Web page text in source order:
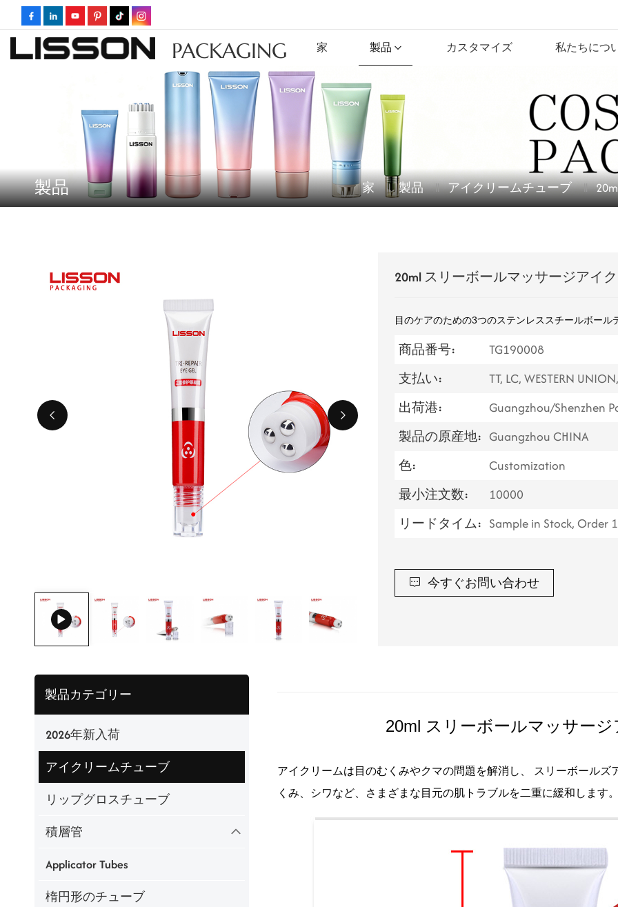
PACKAGING 家 製品 カスタマイズ 私たちにつ
製品 家 製品 アイクリームチューブ
20ml スリーボールマッサージアイ
目のケアのための3つのステンレススチールボー
商品番号:
TG190008
支払い:
TT, LC, WESTERN
出荷港:
Guangzhou/Shenzhen
製品の原産地: Guangzhou CHINA
色:
Customization
最小注文数:
10000
リードタイム: Sample in Stock, Order
今すぐお問い合わせ
製品カテゴリー
2026年新入荷
アイクリームチューブ
リップグロスチューブ
積層管
Applicator Tubes
楕円形のチューブ
20ml スリーボールマッサー
アイクリームは目のむくみやクマの問題を解消し、 スリーボールズ
くみ、シワなど、さまざまな目元の肌トラブルを二重に緩和します。